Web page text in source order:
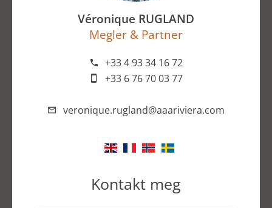
Véronique RUGLAND
Megler & Partner
+33 4 93 34 16 72
+33 6 76 70 03 77
veronique.rugland@aaariviera.com
Kontakt meg